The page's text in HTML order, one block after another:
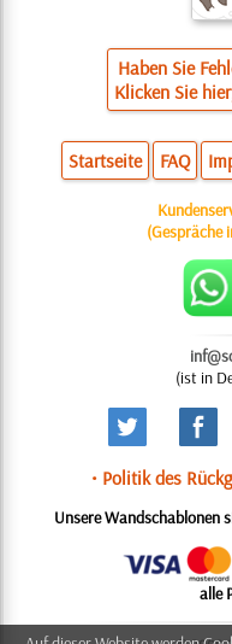
Haben Sie
Klicken Sie
Startseite FAQ
(Gespräche
(ist in
• Politik des
Unsere Wandschablonen
alle